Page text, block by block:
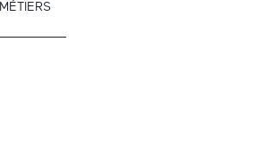
MÉTIERS